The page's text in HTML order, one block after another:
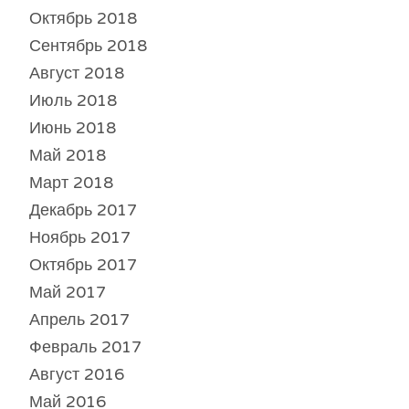
Октябрь 2018
Сентябрь 2018
Август 2018
Июль 2018
Июнь 2018
Май 2018
Март 2018
Декабрь 2017
Ноябрь 2017
Октябрь 2017
Май 2017
Апрель 2017
Февраль 2017
Август 2016
Май 2016